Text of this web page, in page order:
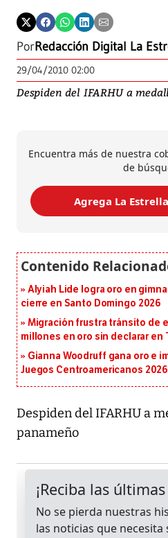
PorRedacción Digital La
29/04/2010 02:00
Despiden del IFARHU a
Encuentra más de nuestra
de
Agrega La
Alyiah Lide logra oro en
cierre en Santo Domingo 2026
Migración frustra tránsito de
millones en oro sin declarar en
Gianna Woodruff gana oro e
Juegos Centroamericanos 2026
Despiden del IFARHU a
panameño